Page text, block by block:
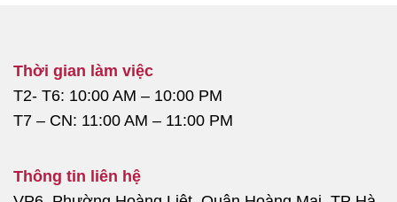
Thời gian làm việc
T2- T6: 10:00 AM – 10:00 PM
T7 – CN: 11:00 AM – 11:00 PM
Thông tin liên hệ